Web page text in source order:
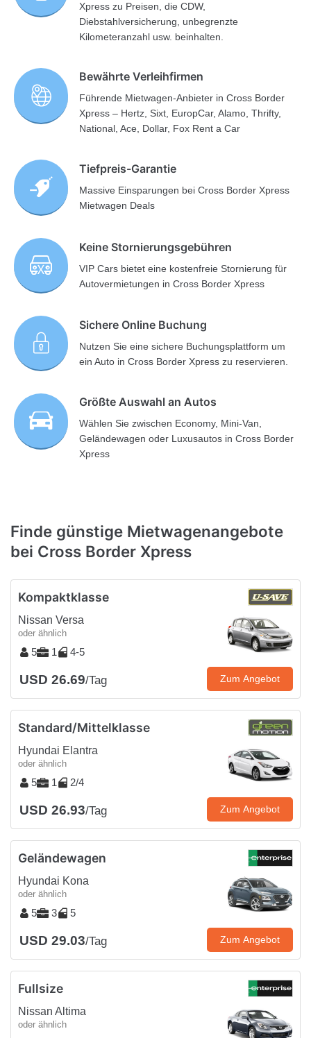
Xpress zu Preisen, die CDW,
Diebstahlversicherung, unbegrenzte
Kilometeranzahl usw. beinhalten.
Bewährte Verleihfirmen
Führende Mietwagen-Anbieter in Cross Border
Xpress – Hertz, Sixt, EuropCar, Alamo, Thrifty,
National, Ace, Dollar, Fox Rent a Car
Tiefpreis-Garantie
Massive Einsparungen bei Cross Border Xpress
Mietwagen Deals
Keine Stornierungsgebühren
VIP Cars bietet eine kostenfreie Stornierung für
Autovermietungen in Cross Border Xpress
Sichere Online Buchung
Nutzen Sie eine sichere Buchungsplattform um
ein Auto in Cross Border Xpress zu reservieren.
Größte Auswahl an Autos
Wählen Sie zwischen Economy, Mini-Van,
Geländewagen oder Luxusautos in Cross Border
Xpress
Finde günstige Mietwagenangebote
bei Cross Border Xpress
Kompaktklasse
Nissan Versa
oder ähnlich
5 1 4-5
USD 26.69/Tag Zum Angebot
Standard/Mittelklasse
Hyundai Elantra
oder ähnlich
5 1 2/4
USD 26.93/Tag Zum Angebot
Geländewagen
Hyundai Kona
oder ähnlich
5 3 5
USD 29.03/Tag Zum Angebot
Fullsize
Nissan Altima
oder ähnlich